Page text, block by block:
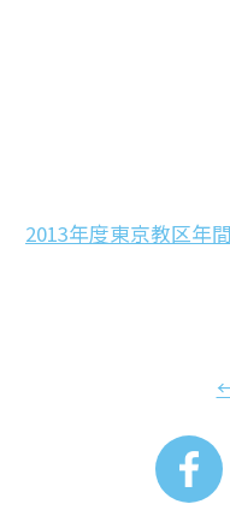
2013年度東京教区年